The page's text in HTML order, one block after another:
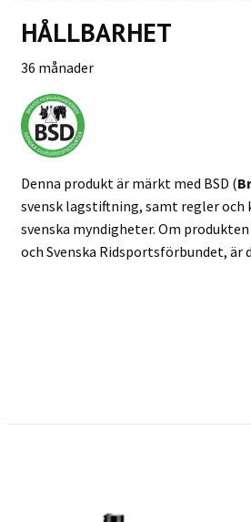
HÅLLBARHET
36 månader
Denna produkt är märkt med BSD (
svensk lagstiftning, samt regler
svenska myndigheter. Om
och Svenska Ridsportsförbundet,